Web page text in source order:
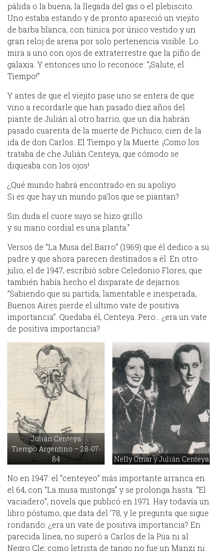
pálida o la buena, la llegada del gas o el plebiscito.
Uno estaba estando y de pronto apareció un viejito
de barba blanca, con túnica por único vestido y un
gran reloj de arena por solo pertenencia visible. Lo
mira a uno con ojos de extraterrestre que la pifio de
galaxia. Y entonces uno lo reconoce: “¡Salute, el
Tiempo!”
Y antes de que el viejito pase uno se entera de que
vino a recordarle que han pasado diez años del
piante de Julián al otro barrio, que un día habrán
pasado cuarenta de la muerte de Pichuco; cien de la
ida de don Carlos…El Tiempo y la Muerte. ¡Como los
trataba de che Julián Centeya, que cómodo se
diqueaba con los ojos!
¿Qué mundo habrá encontrado en su apoliyo
Si es que hay un mundo pa’los que se piantan?
Sin duda el cuore suyo se hizo grillo
y su mano cordial es una planta.”
Versos de “La Musa del Barro” (1969) que él dedico a su
padre y que ahora parecen destinados a él. En otro
julio, el de 1947, escribió sobre Celedonio Flores, que
también había hecho el disparate de dejarnos:
“Sabiendo que su partida, lamentable e inesperada,
Buenos Aires pierde el ultimo vate de positiva
importancia”. Quedaba él, Centeya. Pero… ¿era un vate
de positiva importancia?
Julián Centeya
Tiempo Argentino – 28-07-
84
Nelly Omar y Julián Centeya
No en 1947: el “centeyeo” más importante arranca en
el 64, con “La musa mistonga” y se prolonga hasta. “El
vaciadero”, novela que publicó en 1971. Hay todavía un
libro póstumo, que data del ’78, y le pregunta que sigue
rondando: ¿era un vate de positiva importancia? En
parecida línea, no superó a Carlos de la Púa ni al
Negro Cle; como letrista de tango no fue un Manzi ni